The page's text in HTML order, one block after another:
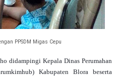
PPSDM Migas Cepu
didampingi Kepala Dinas Perumahan
Kabupaten Blora beserta